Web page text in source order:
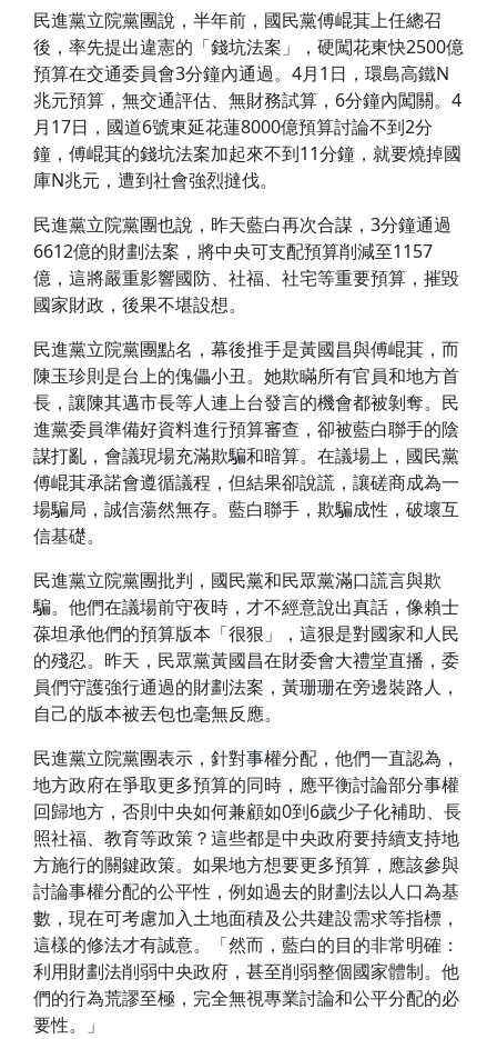
民進黨立院黨團說，半年前，國民黨傅崐萁上任總召
後，率先提出違憲的「錢坑法案」，硬闖花東快2500億
預算在交通委員會3分鐘內通過。4月1日，環島高鐵N
兆元預算，無交通評估、無財務試算，6分鐘內闖關。4
月17日，國道6號東延花蓮8000億預算討論不到2分
鐘，傅崐萁的錢坑法案加起來不到11分鐘，就要燒掉國
庫N兆元，遭到社會強烈撻伐。
民進黨立院黨團也說，昨天藍白再次合謀，3分鐘通過
6612億的財劃法案，將中央可支配預算削減至1157
億，這將嚴重影響國防、社福、社宅等重要預算，摧毀
國家財政，後果不堪設想。
民進黨立院黨團點名，幕後推手是黃國昌與傅崐萁，而
陳玉珍則是台上的傀儡小丑。她欺瞞所有官員和地方首
長，讓陳其邁市長等人連上台發言的機會都被剝奪。民
進黨委員準備好資料進行預算審查，卻被藍白聯手的陰
謀打亂，會議現場充滿欺騙和暗算。在議場上，國民黨
傅崐萁承諾會遵循議程，但結果卻說謊，讓磋商成為一
場騙局，誠信蕩然無存。藍白聯手，欺騙成性，破壞互
信基礎。
民進黨立院黨團批判，國民黨和民眾黨滿口謊言與欺
騙。他們在議場前守夜時，才不經意說出真話，像賴士
葆坦承他們的預算版本「很狠」，這狠是對國家和人民
的殘忍。昨天，民眾黨黃國昌在財委會大禮堂直播，委
員們守護強行通過的財劃法案，黃珊珊在旁邊裝路人，
自己的版本被丟包也毫無反應。
民進黨立院黨團表示，針對事權分配，他們一直認為，
地方政府在爭取更多預算的同時，應平衡討論部分事權
回歸地方，否則中央如何兼顧如0到6歲少子化補助、長
照社福、教育等政策？這些都是中央政府要持續支持地
方施行的關鍵政策。如果地方想要更多預算，應該參與
討論事權分配的公平性，例如過去的財劃法以人口為基
數，現在可考慮加入土地面積及公共建設需求等指標，
這樣的修法才有誠意。「然而，藍白的目的非常明確：
利用財劃法削弱中央政府，甚至削弱整個國家體制。他
們的行為荒謬至極，完全無視專業討論和公平分配的必
要性。」